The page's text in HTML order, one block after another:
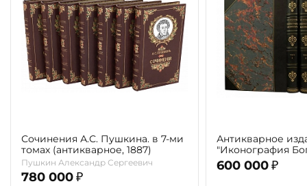
Сочинения А.С. Пушкина. в 7-ми
томах (антикварное, 1887)
Пушкин Александр Сергеевич
780 000 ₽
Антикварное
"Иконография
г. (в 2-х томах с
автора)
600 000 ₽